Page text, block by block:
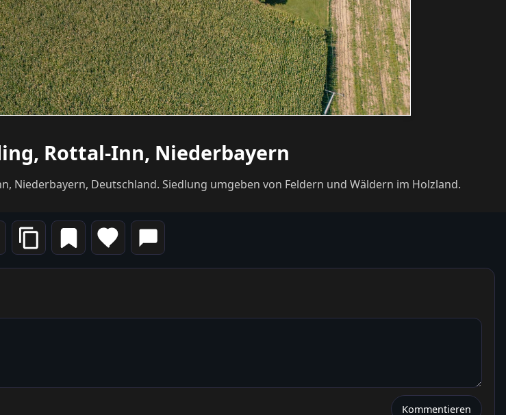
Rottal-Inn, Niederbayern
Niederbayern, Deutschland. Siedlung umgeben von Feldern und Wäldern im Holzland.
Kommentieren